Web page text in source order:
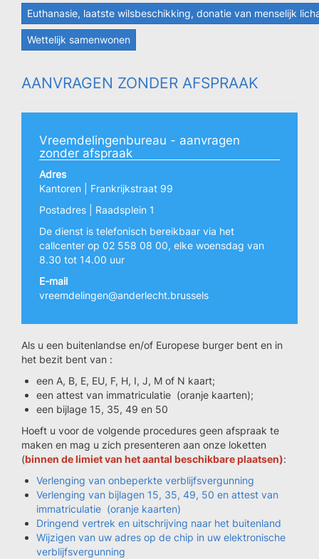
Euthanasie, laatste wilsbeschikking, donatie van menselijk
Wettelijk samenwonen
AANVRAGEN ZONDER AFSPRAAK
Vreemdelingenbureau - aanvragen
zonder afspraak
Adres
Kantoren | Frankrijkstraat 99
Postadres | Raadsplein 1
De dienst is telefonisch bereikbaar via het
callcenter op 02 558 08 00, elke woensdag van
8.30 tot 14.00 uur
E-mail
vreemdelingen@anderlecht.brussels
Als u een buitenlandse en/of Europese burger bent en in
het bezit bent van :
een A, B, E, EU, F, H, I, J, M of N kaart;
een attest van immatriculatie (oranje kaarten);
een bijlage 15, 35, 49 en 50
Hoeft u voor de volgende procedures geen afspraak te
maken en mag u zich presenteren aan onze loketten
(binnen de limiet van het aantal beschikbare plaatsen):
Verlenging van onbeperkte verblijfsvergunning
Verlenging van bijlagen 15, 35, 49, 50 en attest van
immatriculatie (oranje kaarten)
Dringend vertrek en uitschrijving naar het buitenland
Wijzigen van uw adres op de chip in uw elektronische
verblijfsvergunning